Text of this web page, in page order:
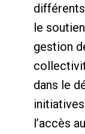
le
gestion
dans le
l’accès